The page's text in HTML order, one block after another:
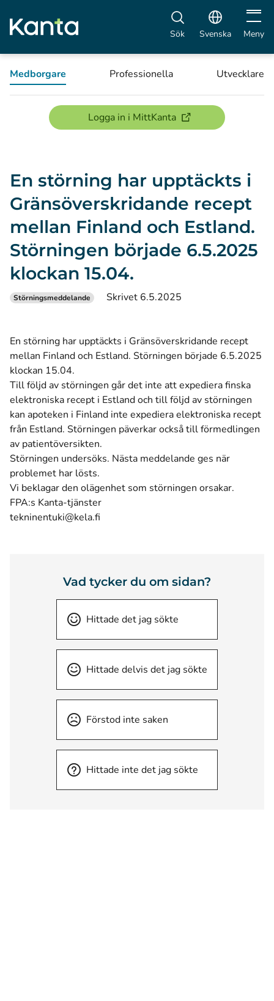
Sök Svenska Öppna
Meny
Medborgare Professionella Utvecklare
Logga in i MittKanta(öppnas i ett nytt
En störning har upptäckts i
Gränsöverskridande recept
mellan Finland och Estland.
Störningen började 6.5.2025
klockan 15.04.
Störningsmeddelande Skrivet 6.5.2025
En störning har upptäckts i Gränsöverskridande recept
mellan Finland och Estland. Störningen började 6.5.2025
klockan 15.04.
Till följd av störningen går det inte att expediera finska
elektroniska recept i Estland och till följd av störningen
kan apoteken i Finland inte expediera elektroniska recept
från Estland. Störningen päverkar också till förmedlingen
av patientöversikten.
Störningen undersöks. Nästa meddelande ges när
problemet har lösts.
Vi beklagar den olägenhet som störningen orsakar.
FPA:s Kanta-tjänster
tekninentuki@kela.fi
Vad tycker du om sidan?
Hittade det jag sökte
Hittade delvis det jag sökte
Förstod inte saken
Hittade inte det jag sökte